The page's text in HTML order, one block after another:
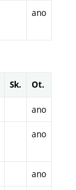
ano
Sk. Ot.
ano
ano
ano